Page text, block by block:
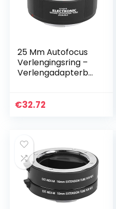
25 Mm Autofocus
Verlengingsring –
Verlengadapterbui
voor Canon EF/EF
€32.72